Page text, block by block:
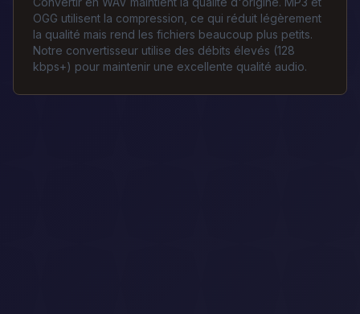
OGG utilisent la compression, ce qui réduit légèrement
la qualité mais rend les fichiers beaucoup plus petits.
Notre convertisseur utilise des débits élevés (128
kbps+) pour maintenir une excellente qualité audio.